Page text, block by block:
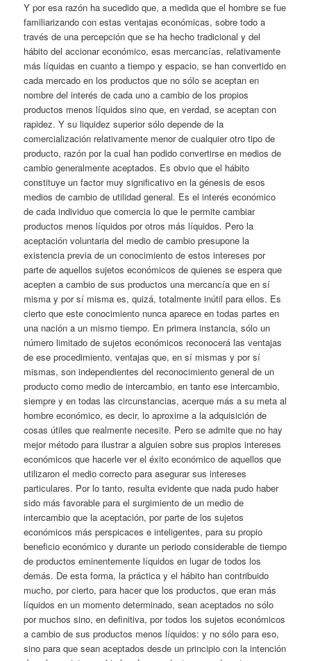
Y por esa razón ha sucedido que, a medida que el hombre se fue
familiarizando con estas ventajas económicas, sobre todo a
través de una percepción que se ha hecho tradicional y del
hábito del accionar económico, esas mercancías, relativamente
más líquidas en cuanto a tiempo y espacio, se han convertido en
cada mercado en los productos que no sólo se aceptan en
nombre del interés de cada uno a cambio de los propios
productos menos líquidos sino que, en verdad, se aceptan con
rapidez. Y su liquidez superior sólo depende de la
comercialización relativamente menor de cualquier otro tipo de
producto, razón por la cual han podido convertirse en medios de
cambio generalmente aceptados. Es obvio que el hábito
constituye un factor muy significativo en la génesis de esos
medios de cambio de utilidad general. Es el interés económico
de cada individuo que comercia lo que le permite cambiar
productos menos líquidos por otros más líquidos. Pero la
aceptación voluntaria del medio de cambio presupone la
existencia previa de un conocimiento de estos intereses por
parte de aquellos sujetos económicos de quienes se espera que
acepten a cambio de sus productos una mercancía que en sí
misma y por sí misma es, quizá, totalmente inútil para ellos. Es
cierto que este conocimiento nunca aparece en todas partes en
una nación a un mismo tiempo. En primera instancia, sólo un
número limitado de sujetos económicos reconocerá las ventajas
de ese procedimiento, ventajas que, en sí mismas y por sí
mismas, son independientes del reconocimiento general de un
producto como medio de intercambio, en tanto ese intercambio,
siempre y en todas las circunstancias, acerque más a su meta al
hombre económico, es decir, lo aproxime a la adquisición de
cosas útiles que realmente necesite. Pero se admite que no hay
mejor método para ilustrar a alguien sobre sus propios intereses
económicos que hacerle ver el éxito económico de aquellos que
utilizaron el medio correcto para asegurar sus intereses
particulares. Por lo tanto, resulta evidente que nada pudo haber
sido más favorable para el surgimiento de un medio de
intercambio que la aceptación, por parte de los sujetos
económicos más perspicaces e inteligentes, para su propio
beneficio económico y durante un periodo considerable de tiempo
de productos eminentemente líquidos en lugar de todos los
demás. De esta forma, la práctica y el hábito han contribuido
mucho, por cierto, para hacer que los productos, que eran más
líquidos en un momento determinado, sean aceptados no sólo
por muchos sino, en definitiva, por todos los sujetos económicos
a cambio de sus productos menos líquidos: y no sólo para eso,
sino para que sean aceptados desde un principio con la intención